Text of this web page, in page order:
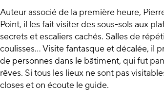
Auteur associé de la première heure,
Point, il les fait visiter des sous-sols aux
secrets et escaliers cachés. Salles de
coulisses... Visite fantasque et décalée, il
de personnes dans le bâtiment, qui fut
rêves. Si tous les lieux ne sont pas
closes et on écoute le guide.